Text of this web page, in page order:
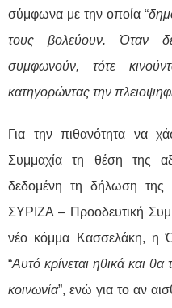
σύμφωνα με την οποία “δ
τους βολεύουν. Όταν
συμφωνούν, τότε
κατηγορώντας την
Για την πιθανότητα να
Συμμαχία τη θέση της
δεδομένη τη δήλωση της
ΣΥΡΙΖΑ – Προοδευτική
νέο κόμμα Κασσελάκη, η
“Αυτό κρίνεται ηθικά και θα
κοινωνία”, ενώ για το αν